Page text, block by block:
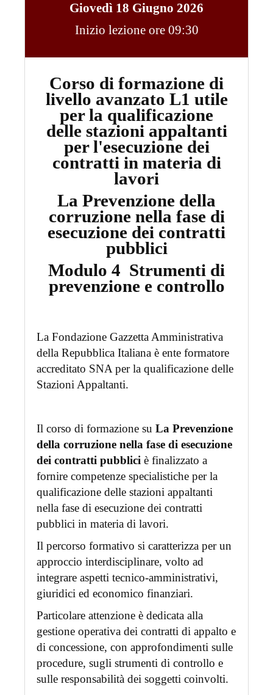
Giovedì 18 Giugno 2026
Inizio lezione ore 09:30
Corso di formazione di
livello avanzato L1 utile
per la qualificazione
delle stazioni appaltanti
per l'esecuzione dei
contratti in materia di
lavori
La Prevenzione della
corruzione nella fase di
esecuzione dei contratti
pubblici
Modulo 4 Strumenti di
prevenzione e controllo
La Fondazione Gazzetta Amministrativa
della Repubblica Italiana è ente formatore
accreditato SNA per la qualificazione delle
Stazioni Appaltanti.
Il corso di formazione su La Prevenzione
della corruzione nella fase di esecuzione
dei contratti pubblici è finalizzato a
fornire competenze specialistiche per la
qualificazione delle stazioni appaltanti
nella fase di esecuzione dei contratti
pubblici in materia di lavori.
Il percorso formativo si caratterizza per un
approccio interdisciplinare, volto ad
integrare aspetti tecnico-amministrativi,
giuridici ed economico finanziari.
Particolare attenzione è dedicata alla
gestione operativa dei contratti di appalto e
di concessione, con approfondimenti sulle
procedure, sugli strumenti di controllo e
sulle responsabilità dei soggetti coinvolti.